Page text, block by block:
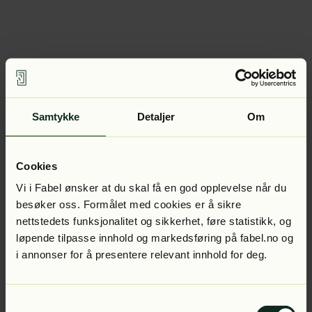
Samtykke Detaljer Om
Cookies
Vi i Fabel ønsker at du skal få en god opplevelse når du
besøker oss. Formålet med cookies er å sikre
nettstedets funksjonalitet og sikkerhet, føre statistikk, og
løpende tilpasse innhold og markedsføring på fabel.no og
i annonser for å presentere relevant innhold for deg.